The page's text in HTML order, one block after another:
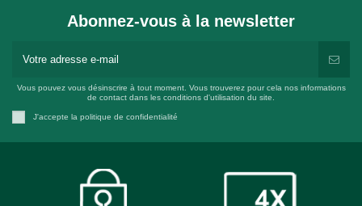
Abonnez-vous à la newsletter
Vous pouvez vous désinscrire à tout moment. Vous trouverez pour cela nos informations
de contact dans les conditions d'utilisation du site.
J'accepte la politique de confidentialité